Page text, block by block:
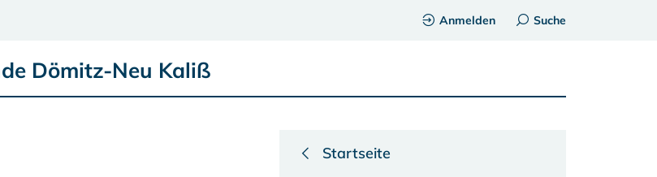
Anmelden Suche
Dömitz-Neu Kaliß
Startseite